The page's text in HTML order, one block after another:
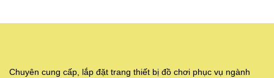
Chuyên cung cấp, lắp đặt trang thiết bị đồ chơi phục vụ ngành